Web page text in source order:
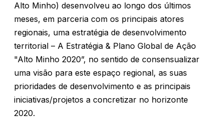
Alto Minho) desenvolveu ao longo dos últimos
meses, em parceria com os principais atores
regionais, uma estratégia de desenvolvimento
territorial – A Estratégia & Plano Global de Ação
"Alto Minho 2020”, no sentido de consensualizar
uma visão para este espaço regional, as suas
prioridades de desenvolvimento e as principais
iniciativas/projetos a concretizar no horizonte
2020.